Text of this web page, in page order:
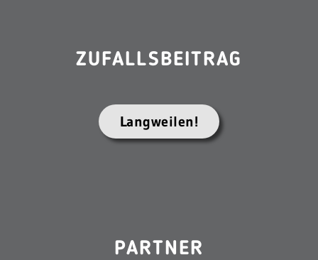
ZUFALLSBEITRAG
Langweilen!
PARTNER